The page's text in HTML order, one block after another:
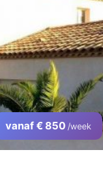
vanaf € 850 /week